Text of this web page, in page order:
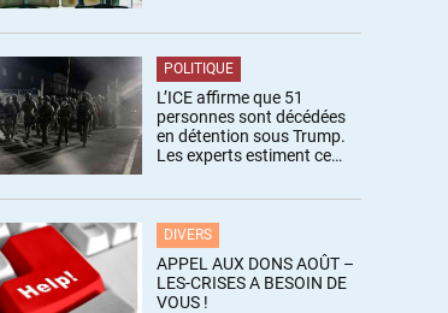
POLITIQUE
L’ICE affirme que 51
personnes sont décédées
en détention sous Trump.
Les experts estiment ce
DIVERS
APPEL AUX DONS AOÛT –
LES-CRISES A BESOIN DE
VOUS !